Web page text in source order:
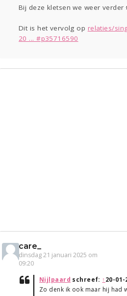
Sport
Contact
Lezen
Bij deze kletsen we weer verder
Dit is het vervolg op relaties/
20 ... #p35716590
care_
dinsdag 21 januari 2025 om
09:20
Nijlpaard schreef: ↑20-01-
Zo denk ik ook maar hij had